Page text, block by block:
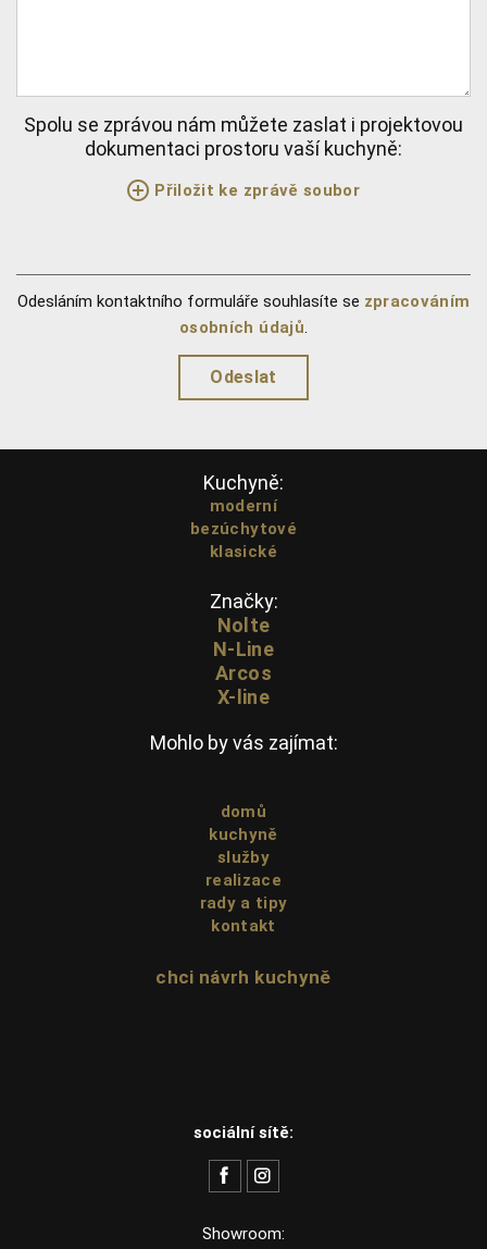
Spolu se zprávou nám můžete zaslat i projektovou
dokumentaci prostoru vaší kuchyně:
Přiložit ke zprávě soubor
Odesláním kontaktního formuláře souhlasíte se zpracováním
osobních údajů.
Kuchyně:
moderní
bezúchytové
klasické
Značky:
Nolte
N-Line
Arcos
X-line
Mohlo by vás zajímat:
domů
kuchyně
služby
realizace
rady a tipy
kontakt
chci návrh kuchyně
sociální sítě:
Showroom: